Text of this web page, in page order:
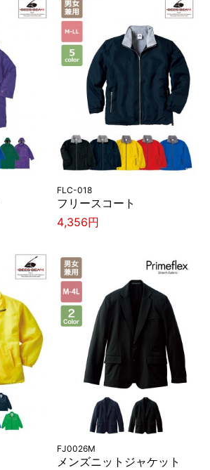
FLC-018
フリースコート
4,356円
FJ0026M
メンズニットジャケット